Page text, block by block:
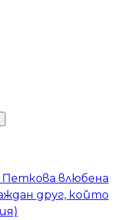
Петкова влюбена
друг, който